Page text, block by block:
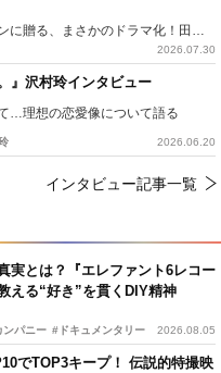
実とは？『エレファント6レコー
える“好き”を貫くDIY精神
ンパニー #ドキュメンタリー 2026.08.05
でTOP3キープ！ 伝説的特撮映
『侍タイムスリッパー』ファンに贈る、まさかのドラマ化！田村ツトム×沙倉ゆうのが語る『心配無用ノ介』撮影秘話
2026.07.30
』沢村玲インタビュー
…理想の恋愛像について語る
2026.06.20
インタビュー記事一覧